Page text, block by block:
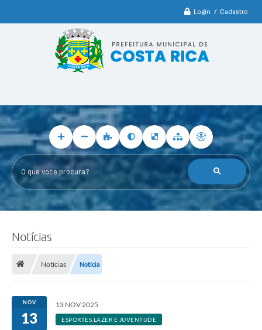
Login / Cadastro
O que voce procura?
Notícias
Notícias Notícia
NOV
13
13 NOV 2025
ESPORTES,LAZER E JUVENTUDE